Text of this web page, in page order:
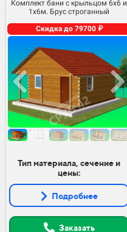
Комплект бани с крыльцом 6х6 и
1х6м. Брус строганный
Скидка до 79700 ₽
Тип материала, сечение и
цены:
Подробнее
Заказать